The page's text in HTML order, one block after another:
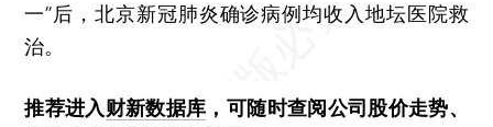
一”后，北京新冠肺炎确诊病例均收入地坛医院救
治。
推荐进入财新数据库 ，可随时查阅公司股价走势、